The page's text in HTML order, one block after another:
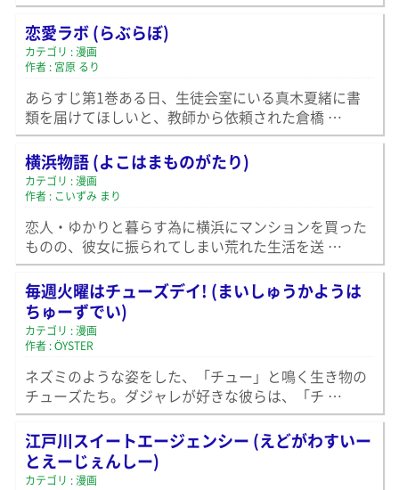
恋愛ラボ (らぶらぼ)
カテゴリ : 漫画
作者 : 宮原 るり
あらすじ第1巻ある日、生徒会室にいる真木夏緒に書
類を届けてほしいと、教師から依頼された倉橋 …
横浜物語 (よこはまものがたり)
カテゴリ : 漫画
作者 : こいずみ まり
恋人・ゆかりと暮らす為に横浜にマンションを買った
ものの、彼女に振られてしまい荒れた生活を送 …
毎週火曜はチューズデイ! (まいしゅうかようは
ちゅーずでい)
カテゴリ : 漫画
作者 : ÖYSTER
ネズミのような姿をした、「チュー」と鳴く生き物の
チューズたち。ダジャレが好きな彼らは、「チ …
江戸川スイートエージェンシー (えどがわすいー
とえーじぇんしー)
カテゴリ : 漫画